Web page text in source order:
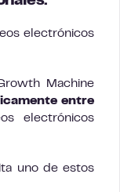
electrónicos
Machine
entre
electrónicos
uno de estos